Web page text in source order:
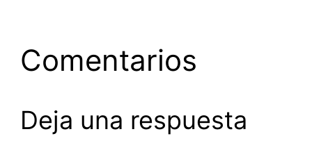
Comentarios
Deja una respuesta